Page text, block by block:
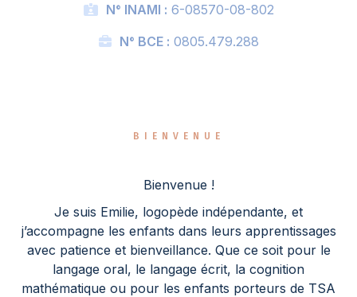
N° INAMI : 6-08570-08-802
N° BCE : 0805.479.288
BIENVENUE
Bienvenue !
Je suis Emilie, logopède indépendante, et
j’accompagne les enfants dans leurs apprentissages
avec patience et bienveillance. Que ce soit pour le
langage oral, le langage écrit, la cognition
mathématique ou pour les enfants porteurs de TSA